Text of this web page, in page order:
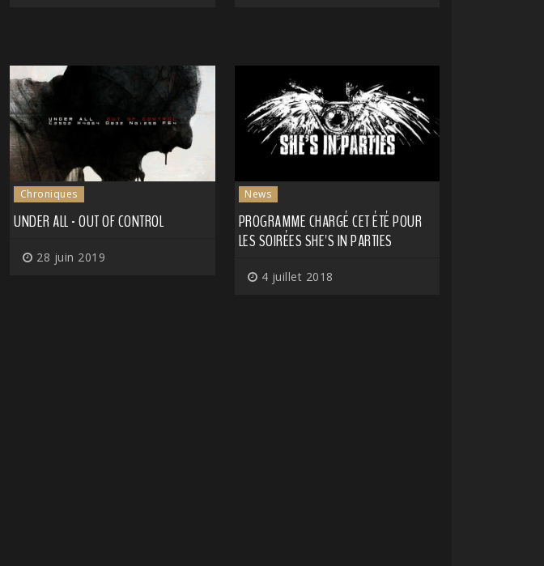
Chroniques
UNDER ALL - OUT OF CONTROL
28 juin 2019
News
PROGRAMME CHARGÉ CET ÉTÉ POUR
LES SOIRÉES SHE'S IN PARTIES
4 juillet 2018